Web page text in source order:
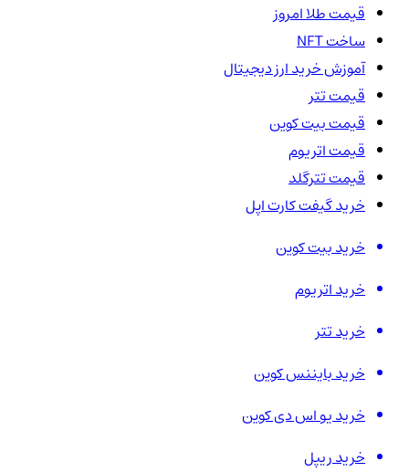
قیمت طلا امروز
ساخت NFT
آموزش خرید ارز دیجیتال
قیمت تتر
قیمت بیت کوین
قیمت اتریوم
قیمت تترگلد
خرید گیفت کارت اپل
خرید بیت کوین
خرید اتریوم
خرید تتر
خرید بایننس کوین
خرید یو اس دی کوین
خرید ریپل